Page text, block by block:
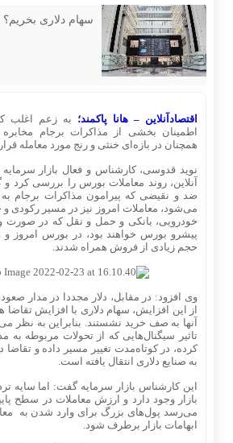
سهام دلاری بخریم؟
اقتصادآنلاین – هانا پاکمند؛ به زعم اغلب
اطمینان بخشی از مذاکرات برجام مخابره
همچنان در بازه‌ای خنثی و رنج مورد معامله
نوید قدوسی، کارشناس و فعال بازار
آنلاین، روند معاملات بورس را بررسی کرد و
ضد و نقیضی که پیرامون مذاکرات برجام به
می‌شود، معاملات امروز نیز در مسیر رکودی و
خودرویی، بانکی و حمل و نقل که در صورت
پیشرو بورس خواهند بود، در بورس امروز و
حجم زیادی از فروش همراه شدند.
وی افزود: در مقابل، دلار مجددا در مدار
از این افزایش، سهام دلاری با افزایش تقاضا
آنها به صف خرید نشستند. بنابراین به نظر
تاثیر سیگنال‌هایی که از تحولات مربوطه به
کرده، در کوتاه‌مدت تغییر مسیر داده و تقاضا
به صنایع دلاری انتقال یافته است.
این کارشناس بازار سرمایه گفت: اما سایه
بازار وجود دارد و ارزش معاملات در سطح
می‌رسد پول‌های بزرگ برای وارد شدن به
ابهامات بازار برطرف شود.